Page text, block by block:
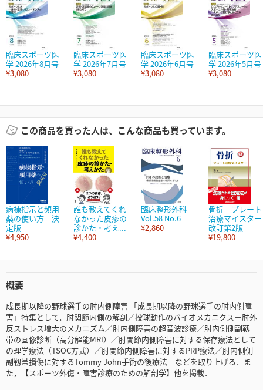
臨床スポーツ医
学 2026年8月号
¥3,080
臨床スポーツ医
学 2026年7月号
¥3,080
臨床スポーツ医
学 2026年6月号
¥3,080
臨床スポーツ医
学 2026年5月号
¥3,080
この商品を買った人は、こんな商品も買っています。
病棟指示と頻用
薬の使い方 決
定版
¥4,950
誰も教えてくれ
なかった皮疹の
診かた・考え...
¥4,400
臨床整形外科
Vol.58 No.6
¥2,860
骨折 プレート
治療マイスター
改訂第2版
¥19,800
概要
成長期以降の野球選手の肘内側障害 「成長期以降の野球選手の肘内側障
害」特集として，肘関節内側の解剖／投球動作のバイオメカニクス－肘外
反ストレス増大のメカニズム／肘内側障害の超音波診療／肘内側側副靱
帯の画像診断（高分解能MRI）／肘関節内側障害に対する保存療法として
の理学療法（TSOC方式）／肘関節内側障害に対するPRP療法／肘内側側
副靱帯損傷に対するTommy John手術の後療法 などを取り上げる．ま
た，【スポーツ外傷・障害診療のための解剖学】他を掲載．